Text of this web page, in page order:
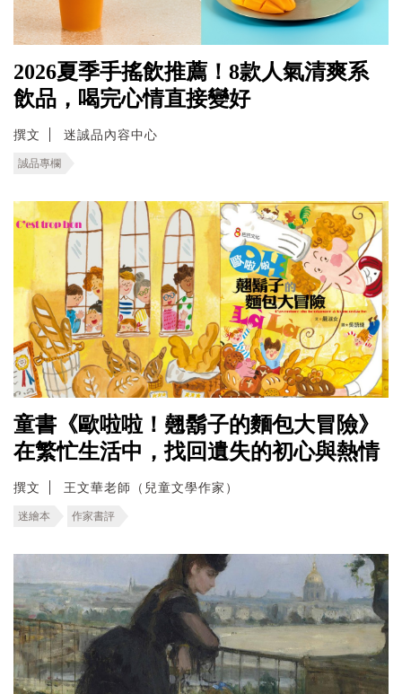
2026夏季手搖飲推薦！8款人氣清爽系
飲品，喝完心情直接變好
撰文 迷誠品內容中心
誠品專欄
童書《歐啦啦！翹鬍子的麵包大冒險》
在繁忙生活中，找回遺失的初心與熱情
撰文 王文華老師（兒童文學作家）
迷繪本 作家書評